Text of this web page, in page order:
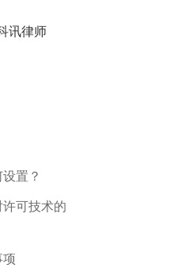
讯律师
置？
可技术的